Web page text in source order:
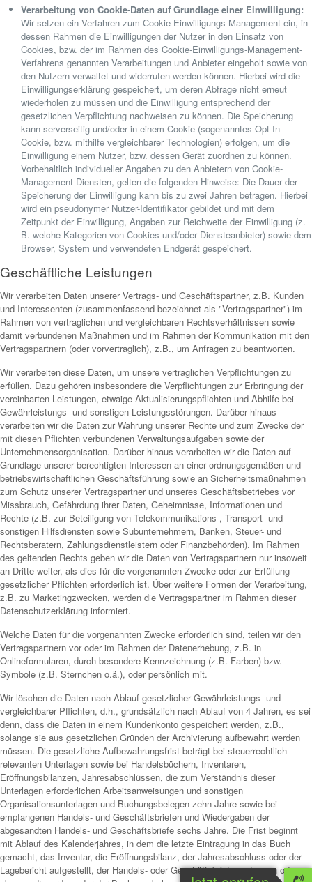
Verarbeitung von Cookie-Daten auf Grundlage einer Einwilligung:
Wir setzen ein Verfahren zum Cookie-Einwilligungs-Management ein, in
dessen Rahmen die Einwilligungen der Nutzer in den Einsatz von
Cookies, bzw. der im Rahmen des Cookie-Einwilligungs-Management-
Verfahrens genannten Verarbeitungen und Anbieter eingeholt sowie von
den Nutzern verwaltet und widerrufen werden können. Hierbei wird die
Einwilligungserklärung gespeichert, um deren Abfrage nicht erneut
wiederholen zu müssen und die Einwilligung entsprechend der
gesetzlichen Verpflichtung nachweisen zu können. Die Speicherung
kann serverseitig und/oder in einem Cookie (sogenanntes Opt-In-
Cookie, bzw. mithilfe vergleichbarer Technologien) erfolgen, um die
Einwilligung einem Nutzer, bzw. dessen Gerät zuordnen zu können.
Vorbehaltlich individueller Angaben zu den Anbietern von Cookie-
Management-Diensten, gelten die folgenden Hinweise: Die Dauer der
Speicherung der Einwilligung kann bis zu zwei Jahren betragen. Hierbei
wird ein pseudonymer Nutzer-Identifikator gebildet und mit dem
Zeitpunkt der Einwilligung, Angaben zur Reichweite der Einwilligung (z.
B. welche Kategorien von Cookies und/oder Diensteanbieter) sowie dem
Browser, System und verwendeten Endgerät gespeichert.
Geschäftliche Leistungen
Wir verarbeiten Daten unserer Vertrags- und Geschäftspartner, z.B. Kunden
und Interessenten (zusammenfassend bezeichnet als "Vertragspartner") im
Rahmen von vertraglichen und vergleichbaren Rechtsverhältnissen sowie
damit verbundenen Maßnahmen und im Rahmen der Kommunikation mit den
Vertragspartnern (oder vorvertraglich), z.B., um Anfragen zu beantworten.
Wir verarbeiten diese Daten, um unsere vertraglichen Verpflichtungen zu
erfüllen. Dazu gehören insbesondere die Verpflichtungen zur Erbringung der
vereinbarten Leistungen, etwaige Aktualisierungspflichten und Abhilfe bei
Gewährleistungs- und sonstigen Leistungsstörungen. Darüber hinaus
verarbeiten wir die Daten zur Wahrung unserer Rechte und zum Zwecke der
mit diesen Pflichten verbundenen Verwaltungsaufgaben sowie der
Unternehmensorganisation. Darüber hinaus verarbeiten wir die Daten auf
Grundlage unserer berechtigten Interessen an einer ordnungsgemäßen und
betriebswirtschaftlichen Geschäftsführung sowie an Sicherheitsmaßnahmen
zum Schutz unserer Vertragspartner und unseres Geschäftsbetriebes vor
Missbrauch, Gefährdung ihrer Daten, Geheimnisse, Informationen und
Rechte (z.B. zur Beteiligung von Telekommunikations-, Transport- und
sonstigen Hilfsdiensten sowie Subunternehmern, Banken, Steuer- und
Rechtsberatern, Zahlungsdienstleistern oder Finanzbehörden). Im Rahmen
des geltenden Rechts geben wir die Daten von Vertragspartnern nur insoweit
an Dritte weiter, als dies für die vorgenannten Zwecke oder zur Erfüllung
gesetzlicher Pflichten erforderlich ist. Über weitere Formen der Verarbeitung,
z.B. zu Marketingzwecken, werden die Vertragspartner im Rahmen dieser
Datenschutzerklärung informiert.
Welche Daten für die vorgenannten Zwecke erforderlich sind, teilen wir den
Vertragspartnern vor oder im Rahmen der Datenerhebung, z.B. in
Onlineformularen, durch besondere Kennzeichnung (z.B. Farben) bzw.
Symbole (z.B. Sternchen o.ä.), oder persönlich mit.
Wir löschen die Daten nach Ablauf gesetzlicher Gewährleistungs- und
vergleichbarer Pflichten, d.h., grundsätzlich nach Ablauf von 4 Jahren, es sei
denn, dass die Daten in einem Kundenkonto gespeichert werden, z.B.,
solange sie aus gesetzlichen Gründen der Archivierung aufbewahrt werden
müssen. Die gesetzliche Aufbewahrungsfrist beträgt bei steuerrechtlich
relevanten Unterlagen sowie bei Handelsbüchern, Inventaren,
Eröffnungsbilanzen, Jahresabschlüssen, die zum Verständnis dieser
Unterlagen erforderlichen Arbeitsanweisungen und sonstigen
Organisationsunterlagen und Buchungsbelegen zehn Jahre sowie bei
empfangenen Handels- und Geschäftsbriefen und Wiedergaben der
abgesandten Handels- und Geschäftsbriefe sechs Jahre. Die Frist beginnt
mit Ablauf des Kalenderjahres, in dem die letzte Eintragung in das Buch
gemacht, das Inventar, die Eröffnungsbilanz, der Jahresabschluss oder der
Lagebericht aufgestellt, der Handels- oder Geschäftsbrief empfangen oder